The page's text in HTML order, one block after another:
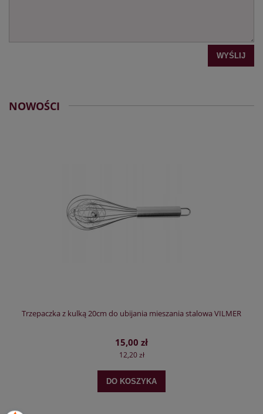
WYŚLIJ
NOWOŚCI
Trzepaczka z kulką 20cm do ubijania mieszania stalowa VILMER
15,00 zł
12,20 zł
DO KOSZYKA